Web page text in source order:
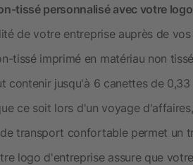
tissé personnalisé avec votre
de votre entreprise auprès de
tissé imprimé en matériau non
contenir jusqu'à 6 canettes de
ce soit lors d'un voyage
transport confortable permet un
logo d'entreprise assure que